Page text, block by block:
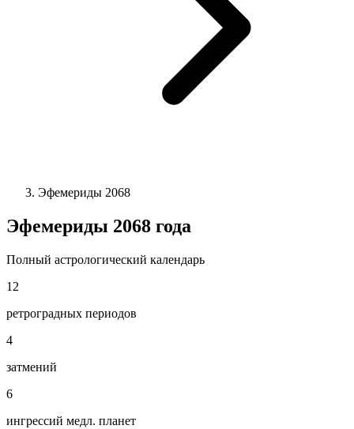
Эфемериды 2068
Эфемериды 2068 года
Полный астрологический календарь
12
ретроградных периодов
4
затмений
6
ингрессий медл. планет